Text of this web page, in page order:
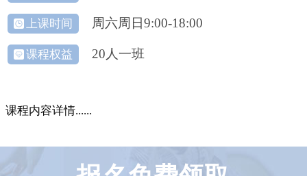
上课时间 周六周日9:00-18:00
课程权益 20人一班
课程内容详情......